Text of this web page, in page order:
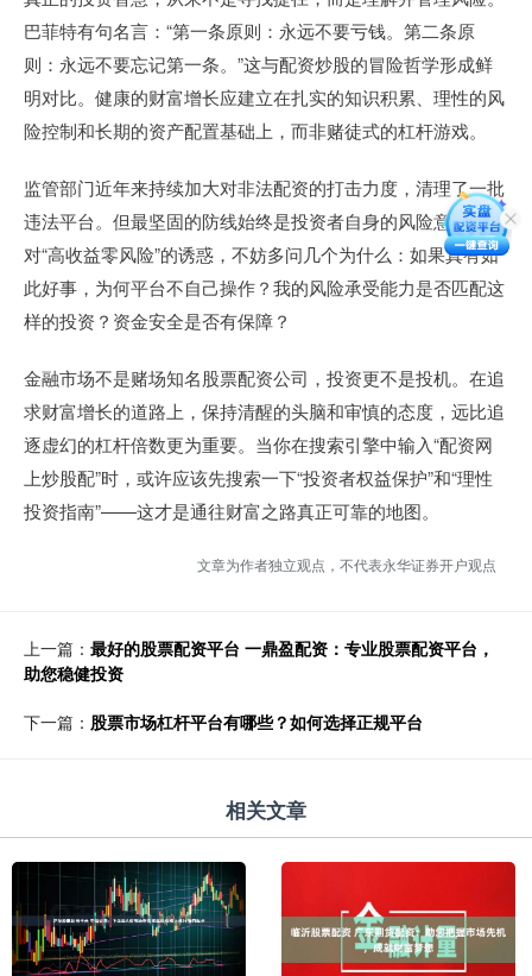
巴菲特有句名言：“第一条原则：永远不要亏钱。第二条原
则：永远不要忘记第一条。”这与配资炒股的冒险哲学形成鲜
明对比。健康的财富增长应建立在扎实的知识积累、理性的风
险控制和长期的资产配置基础上，而非赌徒式的杠杆游戏。
监管部门近年来持续加大对非法配资的打击力度，清理了一批
违法平台。但最坚固的防线始终是投资者自身的风险意识。面
对“高收益零风险”的诱惑，不妨多问几个为什么：如果真有如
此好事，为何平台不自己操作？我的风险承受能力是否匹配这
样的投资？资金安全是否有保障？
金融市场不是赌场知名股票配资公司，投资更不是投机。在追
求财富增长的道路上，保持清醒的头脑和审慎的态度，远比追
逐虚幻的杠杆倍数更为重要。当你在搜索引擎中输入“配资网
上炒股配”时，或许应该先搜索一下“投资者权益保护”和“理性
投资指南”——这才是通往财富之路真正可靠的地图。
文章为作者独立观点，不代表永华证券开户观点
上一篇： 最好的股票配资平台 一鼎盈配资：专业股票配资平台，
助您稳健投资
下一篇： 股票市场杠杆平台有哪些？如何选择正规平台
相关文章